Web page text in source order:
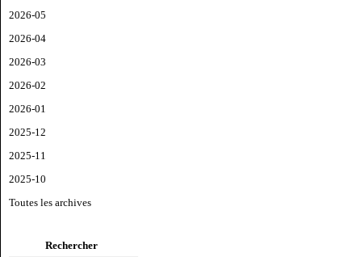
2026-05
2026-04
2026-03
2026-02
2026-01
2025-12
2025-11
2025-10
Toutes les archives
Rechercher